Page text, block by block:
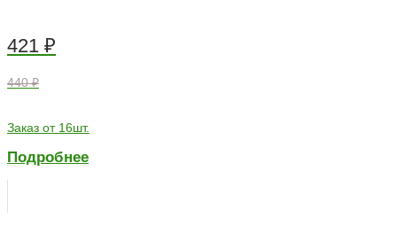
421 ₽
440 ₽
Заказ от 16шт.
Подробнее